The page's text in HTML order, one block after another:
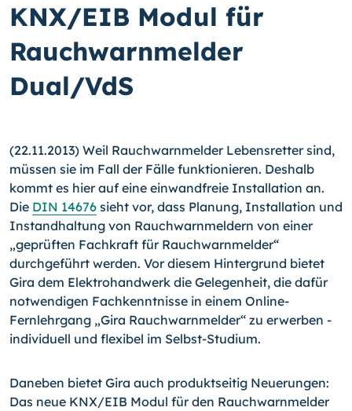
KNX/EIB Modul für
Rauchwarnmelder
Dual/VdS
(22.11.2013) Weil Rauchwarnmelder Lebensretter sind,
müs­sen sie im Fall der Fälle funktionieren. Deshalb
kommt es hier auf eine einwandfreie Installation an.
Die DIN 14676 sieht vor, dass Planung, Installation und
Instandhaltung von Rauchwarn­meldern von einer
„geprüften Fachkraft für Rauchwarnmelder“
durchgeführt werden. Vor diesem Hintergrund bietet
Gira dem Elektrohandwerk die Gelegenheit, die dafür
notwendigen Fach­kenntnisse in einem Online-
Fernlehrgang „Gira Rauchwarnmel­der“ zu erwerben -
individuell und flexibel im Selbst-Studium.
Daneben bietet Gira auch produktseitig Neuerungen:
Das neue KNX/EIB Modul für den Rauchwarnmelder